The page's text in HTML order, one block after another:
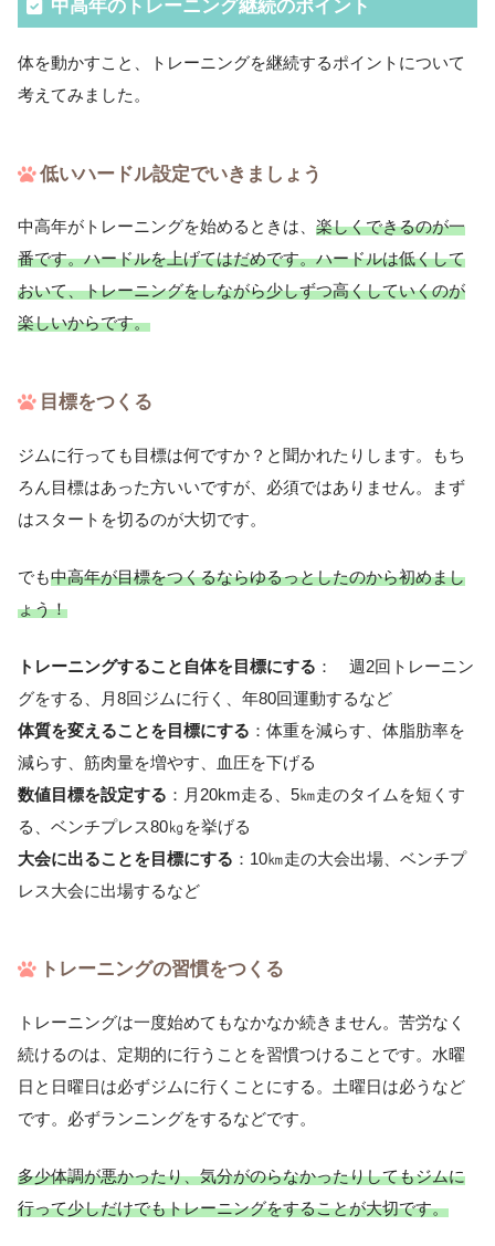
中高年のトレーニング継続のポイント
体を動かすこと、トレーニングを継続するポイントについて
考えてみました。
低いハードル設定でいきましょう
中高年がトレーニングを始めるときは、 楽しくできるのが一
番です。ハードルを上げてはだめです。ハードルは低くして
おいて、トレーニングをしながら少しずつ高くしていくのが
楽しいからです。
目標をつくる
ジムに行っても目標は何ですか？と聞かれたりします。もち
ろん目標はあった方いいですが、必須ではありません。まず
はスタートを切るのが大切です。
でも中高年が目標をつくるならゆるっとしたのから初めまし
ょう！
トレーニングすること自体を目標にする ： 週2回トレーニン
グをする、月8回ジムに行く、年80回運動するなど
体質を変えることを目標にする ：体重を減らす、体脂肪率を
減らす、筋肉量を増やす、血圧を下げる
数値目標を設定する ：月20km走る、5㎞走のタイムを短くす
る、ベンチプレス80㎏を挙げる
大会に出ることを目標にする ：10㎞走の大会出場、ベンチプ
レス大会に出場するなど
トレーニングの習慣をつくる
トレーニングは一度始めてもなかなか続きません。苦労なく
続けるのは、定期的に行うことを習慣つけることです。水曜
日と日曜日は必ずジムに行くことにする。土曜日は必うなど
です。必ずランニングをするなどです。
多少体調が悪かったり、気分がのらなかったりしてもジムに
行って少しだけでもトレーニングをすることが大切です。